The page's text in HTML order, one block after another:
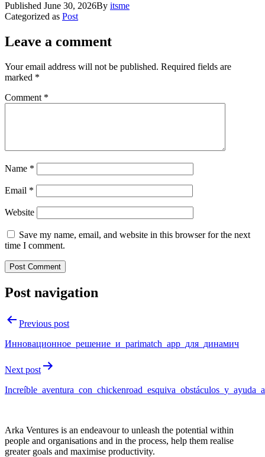
Published June 30, 2026By itsme
Categorized as Post
Leave a comment
Your email address will not be published. Required fields are
marked *
Comment *
Name *
Email *
Website
Save my name, email, and website in this browser for the next
time I comment.
Post navigation
Previous post
Инновационное_решение_и_parimatch_app_для_динамич
Next post
Arka Ventures is an endeavour to unleash the potential within
people and organisations and in the process, help them realise
greater goals and maximise productivity.